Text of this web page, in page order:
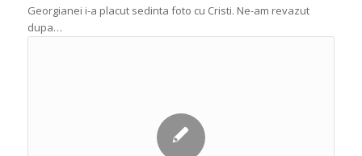
Georgianei i-a placut sedinta foto cu Cristi. Ne-am revazut
dupa…